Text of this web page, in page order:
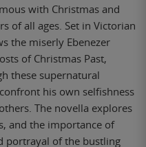
with Christmas and
of all ages. Set in Victorian
the miserly Ebenezer
of Christmas Past,
these supernatural
his own selfishness
The novella explores
and the importance of
portrayal of the bustling